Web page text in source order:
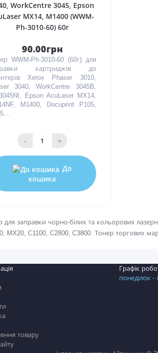
WorkCentre 3045, Epson
MX14, M1400 (WWM-
Ph-3010-60) 60г
90.00грн
WWM-Ph-3010-60 (60г) для
картриджів до
Xerox Phaser 3010,
3040, WorkCentre 3045B,
Epson AcuLaser MX14,
M1400, Docuprint P105,
- +
До
кошика
для заправки чорно-білих та кольорових
MX20, C1100, C2800, C3800. Тонер торгових
товару
Графік
понеділок -